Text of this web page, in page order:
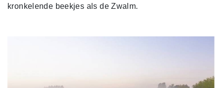
kronkelende beekjes als de Zwalm.